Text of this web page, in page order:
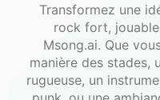
Transformez une
rock fort,
Msong.ai. Que
manière des stades,
rugueuse, un